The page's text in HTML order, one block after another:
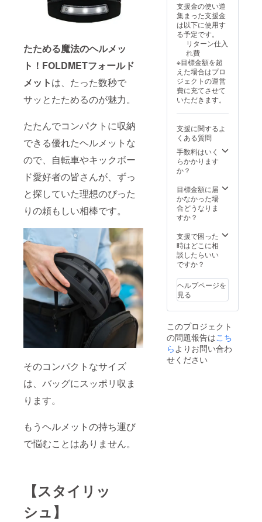
たためる魔法のヘルメッ
ト！FOLDMETフォールド
メットは、たった数秒で
サッとたためるのが魅力。
たたんでコンパクトに収納
できる優れたヘルメットな
ので、自転車やキックボー
ド愛好者の皆さんが、ずっ
と探していた理想のぴった
りの頼もしい相棒です。
そのコンパクトなサイズ
は、バッグにスッポリ収ま
ります。
もうヘルメットの持ち運び
で悩むことはありません。
【スタイリッ
シュ】
支援金の使い道
集まった支援金
は以下に使用す
る予定です。
リターン仕入
れ費
※目標金額を超
えた場合はプロ
ジェクトの運営
費に充てさせて
いただきます。
支援に関するよ
くある質問
手数料はいく
らかかります
か？
目標金額に届
かなかった場
合どうなりま
すか？
支援で困った
時はどこに相
談したらいい
ですか？
ヘルプページを
見る
このプロジェクト
の問題報告はこち
らよりお問い合わ
せください